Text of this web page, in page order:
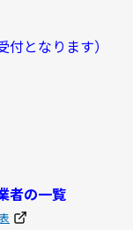
となります）
者の一覧